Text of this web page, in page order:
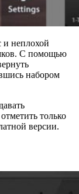
и неплохой
С помощью
набором
только
версии.